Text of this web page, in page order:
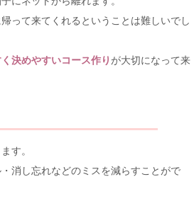
って来てくれるということは難しいでし
決めやすいコース作り が大切になって来
す。
消し忘れなどのミスを減らすことがで